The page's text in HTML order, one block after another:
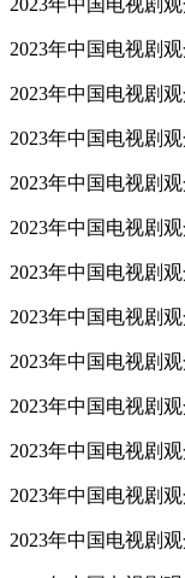
2023年中国电视剧
2023年中国电视剧
2023年中国电视剧
2023年中国电视剧
2023年中国电视剧
2023年中国电视剧
2023年中国电视剧
2023年中国电视剧
2023年中国电视剧
2023年中国电视剧
2023年中国电视剧
2023年中国电视剧
2023年中国电视剧